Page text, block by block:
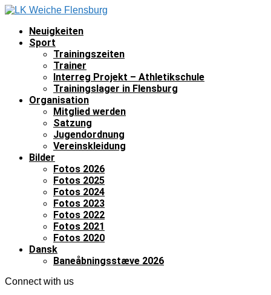
Neuigkeiten
Sport
Trainingszeiten
Trainer
Interreg Projekt – Athletikschule
Trainingslager in Flensburg
Organisation
Mitglied werden
Satzung
Jugendordnung
Vereinskleidung
Bilder
Fotos 2026
Fotos 2025
Fotos 2024
Fotos 2023
Fotos 2022
Fotos 2021
Fotos 2020
Dansk
Baneåbningsstæve 2026
Connect with us